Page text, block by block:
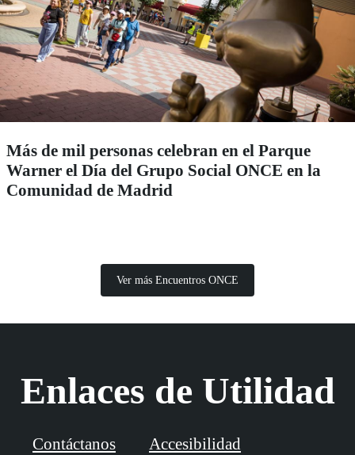
Más de mil personas celebran en el Parque
Warner el Día del Grupo Social ONCE en la
Comunidad de Madrid
Ver más Encuentros ONCE
Enlaces de Utilidad
Contáctanos Accesibilidad